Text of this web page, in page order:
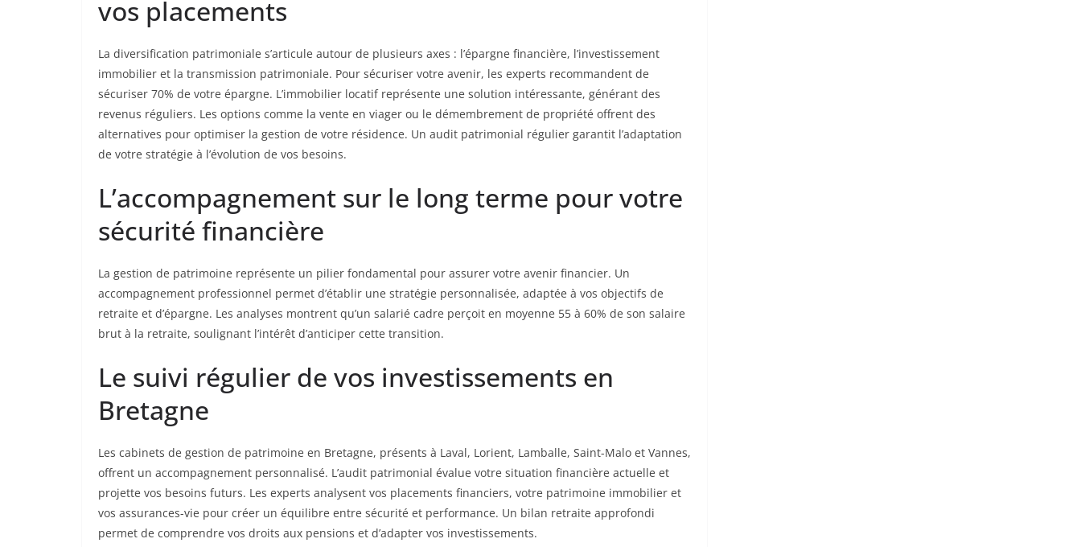
vos placements
La diversification patrimoniale s’articule autour de plusieurs axes : l’épargne financière, l’investissement
immobilier et la transmission patrimoniale. Pour sécuriser votre avenir, les experts recommandent de
sécuriser 70% de votre épargne. L’immobilier locatif représente une solution intéressante, générant des
revenus réguliers. Les options comme la vente en viager ou le démembrement de propriété offrent des
alternatives pour optimiser la gestion de votre résidence. Un audit patrimonial régulier garantit l’adaptation
de votre stratégie à l’évolution de vos besoins.
L’accompagnement sur le long terme pour votre
sécurité financière
La gestion de patrimoine représente un pilier fondamental pour assurer votre avenir financier. Un
accompagnement professionnel permet d’établir une stratégie personnalisée, adaptée à vos objectifs de
retraite et d’épargne. Les analyses montrent qu’un salarié cadre perçoit en moyenne 55 à 60% de son salaire
brut à la retraite, soulignant l’intérêt d’anticiper cette transition.
Le suivi régulier de vos investissements en
Bretagne
Les cabinets de gestion de patrimoine en Bretagne, présents à Laval, Lorient, Lamballe, Saint-Malo et Vannes,
offrent un accompagnement personnalisé. L’audit patrimonial évalue votre situation financière actuelle et
projette vos besoins futurs. Les experts analysent vos placements financiers, votre patrimoine immobilier et
vos assurances-vie pour créer un équilibre entre sécurité et performance. Un bilan retraite approfondi
permet de comprendre vos droits aux pensions et d’adapter vos investissements.